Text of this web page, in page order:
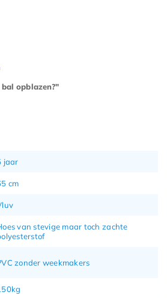
opblazen?"
jaar
cm
van stevige maar toch zachte
zonder weekmakers